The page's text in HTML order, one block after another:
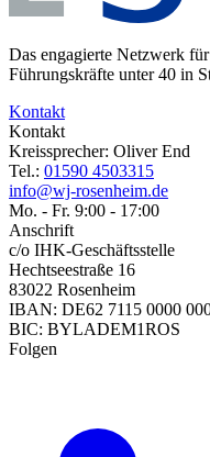
Das engagierte Netzwerk
Führungskräfte unter 40 in
Kontakt
Kontakt
Kreissprecher: Oliver End
Tel.: 01590 4503315
info@wj-rosenheim.de
Mo. - Fr. 9:00 - 17:00
Anschrift
c/o IHK-Geschäftsstelle
Hechtseestraße 16
83022 Rosenheim
IBAN: DE62 7115 0000
BIC: BYLADEM1ROS
Folgen